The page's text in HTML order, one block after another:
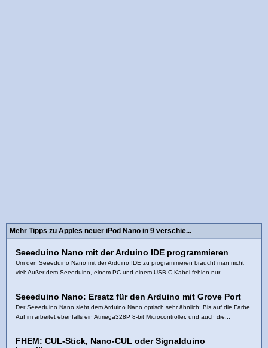
Mehr Tipps zu Apples neuer iPod Nano in 9 verschie...
Seeeduino Nano mit der Arduino IDE programmieren
Um den Seeeduino Nano mit der Arduino IDE zu programmieren braucht man nicht
viel: Außer dem Seeeduino, einem PC und einem USB-C Kabel fehlen nur...
Seeeduino Nano: Ersatz für den Arduino mit Grove Port
Der Seeeduino Nano sieht dem Arduino Nano optisch sehr ähnlich: Bis auf die Farbe.
Auf im arbeitet ebenfalls ein Atmega328P 8-bit Microcontroller, und auch die...
FHEM: CUL-Stick, Nano-CUL oder Signalduino